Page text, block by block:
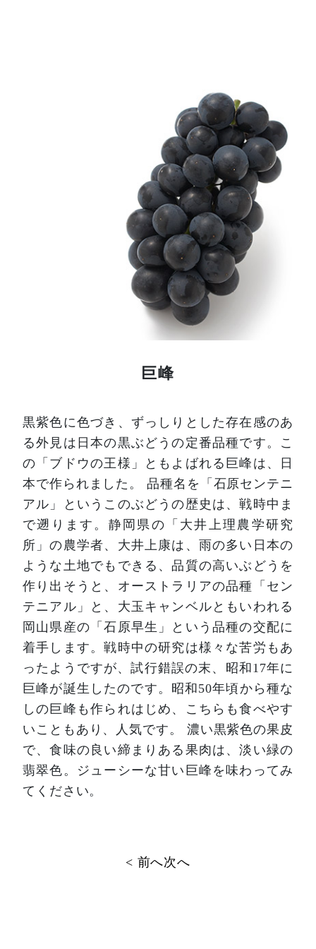
巨峰
黒紫色に色づき、ずっしりとした存在感のあ
る外見は日本の黒ぶどうの定番品種です。こ
の「ブドウの王様」ともよばれる巨峰は、日
本で作られました。
品種名を「石原センテニ
アル」というこのぶどうの歴史は、戦時中ま
で遡ります。静岡県の「大井上理農学研究
所」の農学者、大井上康は、雨の多い日本の
ような土地でもできる、品質の高いぶどうを
作り出そうと、オーストラリアの品種「セン
テニアル」と、大玉キャンベルともいわれる
岡山県産の「石原早生」という品種の交配に
着手します。戦時中の研究は様々な苦労もあ
ったようですが、試行錯誤の末、昭和17年に
巨峰が誕生したのです。昭和50年頃から種な
しの巨峰も作られはじめ、こちらも食べやす
いこともあり、人気です。
濃い黒紫色の果皮
で、食味の良い締まりある果肉は、淡い緑の
翡翠色。ジューシーな甘い巨峰を味わってみ
てください。
< 前へ次へ